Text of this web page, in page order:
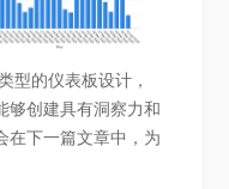
的仪表板设计，
够创建具有洞察力和
在下一篇文章中，为